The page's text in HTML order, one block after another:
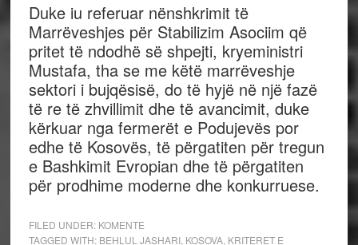
Duke iu referuar nënshkrimit të
Marrëveshjes për Stabilizim Asociim që
pritet të ndodhë së shpejti, kryeministri
Mustafa, tha se me këtë marrëveshje
sektori i bujqësisë, do të hyjë në një fazë
të re të zhvillimit dhe të avancimit, duke
kërkuar nga fermerët e Podujevës por
edhe të Kosovës, të përgatiten për tregun
e Bashkimit Evropian dhe të përgatiten
për prodhime moderne dhe konkurruese.
FILED UNDER: KOMENTE
TAGGED WITH: BEHLUL JASHARI, KOSOVA, KRITERET E